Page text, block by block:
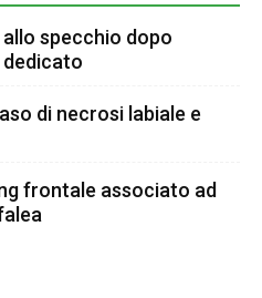
specchio dopo
dedicato
di necrosi labiale e
frontale associato ad